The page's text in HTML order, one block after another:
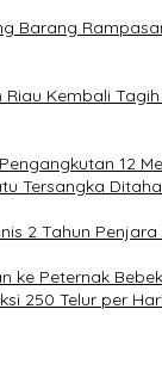
Barang
Kembali
12
Tersangka
2 Tahun
ke Peternak
250 Telur per Hari